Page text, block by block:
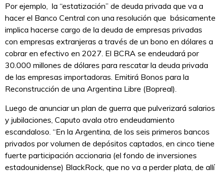
Por ejemplo, la “estatización” de deuda privada que va a
hacer el Banco Central con una resolución que básicamente
implica hacerse cargo de la deuda de empresas privadas
con empresas extranjeras a través de un bono en dólares a
cobrar en efectivo en 2027. El BCRA se endeudará por
30.000 millones de dólares para rescatar la deuda privada
de las empresas importadoras. Emitirá Bonos para la
Reconstrucción de una Argentina Libre (Bopreal).
Luego de anunciar un plan de guerra que pulverizará salarios
y jubilaciones, Caputo avala otro endeudamiento
escandaloso. “En la Argentina, de los seis primeros bancos
privados por volumen de depósitos captados, en cinco tiene
fuerte participación accionaria (el fondo de inversiones
estadounidense) BlackRock, que no va a perder plata, de allí